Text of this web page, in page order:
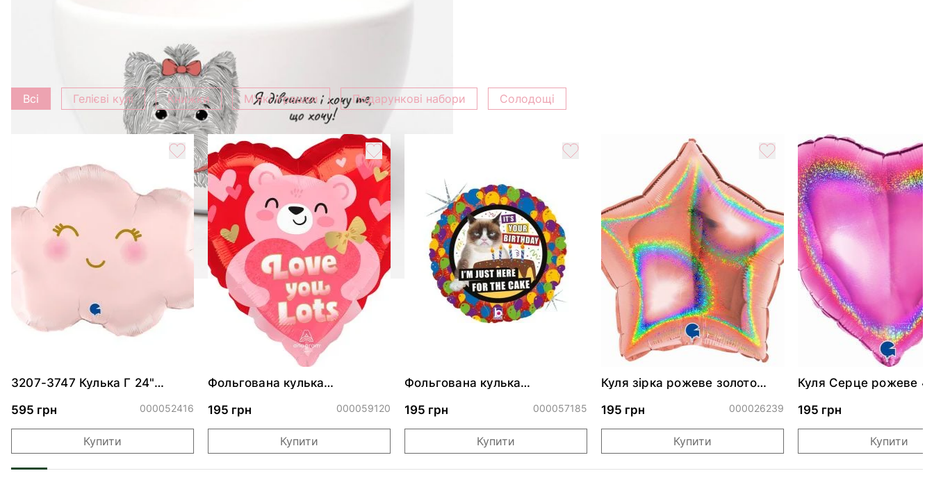
0.5 кг
Додати до букету
Всі Гелієві кулі Книжки М'які іграшки Подарункові набори Солодощі
3207-3747 Кулька Г 24"
595 грн
000052416
Купити
Фольгована кулька
обіймами"
195 грн 000059120
Купити
Фольгована кулька
ДР"
195 грн 000057185
Купити
Куля зірка рожеве золото
195 грн
000026239
Купити
Куля Серце рожеве
195 грн
Купити